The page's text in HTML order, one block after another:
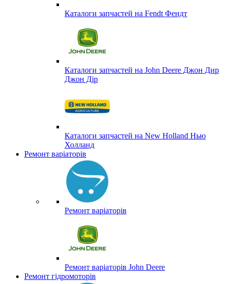
Каталоги запчастей на Fendt Фендт
Каталоги запчастей на John Deere Джон Дир
Джон Дір
Каталоги запчастей на New Holland Нью
Холланд
Ремонт варіаторів
Ремонт варіаторів
Ремонт варіаторів John Deere
Ремонт гідромоторів